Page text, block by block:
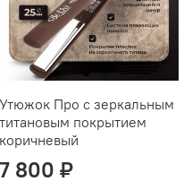
Утюжок Про с зеркальным
титановым покрытием
коричневый
7 800 ₽